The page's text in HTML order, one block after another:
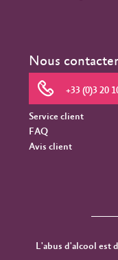
Nous contacter
+33 (0)3 20
Service client
FAQ
Avis client
L'abus d'alcool est